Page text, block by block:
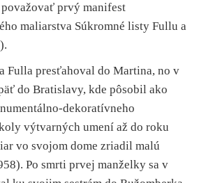
prvý manifest
maliarstva Súkromné listy Fullu a
Fulla presťahoval do Martina, no v
do Bratislavy, kde pôsobil ako
dekoratívneho
výtvarných umení až do roku
vo svojom dome zriadil malú
Po smrti prvej manželky sa v